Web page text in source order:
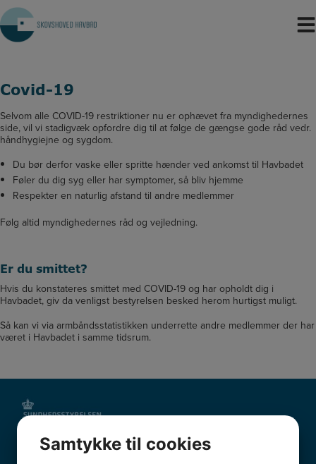
Hop
til
indholdet
Covid-19
Selvom alle COVID-19 restriktioner nu er ophævet fra myndighedernes
side, vil vi stadigvæk opfordre dig til at følge de gængse gode råd vedr.
håndhygiejne og sygdom.
Du bør derfor vaske eller spritte hænder ved ankomst til Havbadet
Føler du dig syg eller har symptomer, så bliv hjemme
Respekter en naturlig afstand til andre medlemmer
Følg altid myndighedernes råd og vejledning.
Er du smittet?
Hvis du konstateres smittet med COVID-19 og har opholdt dig i
Havbadet, giv da venligst bestyrelsen besked herom hurtigst muligt.
Så kan vi via armbåndsstatistikken underrette andre medlemmer der har
været i Havbadet i samme tidsrum.
Samtykke til cookies